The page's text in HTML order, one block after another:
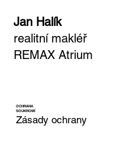
Jan Halík
realitní makléř
REMAX Atrium
OCHRANA
SOUKROMÍ
Zásady ochrany